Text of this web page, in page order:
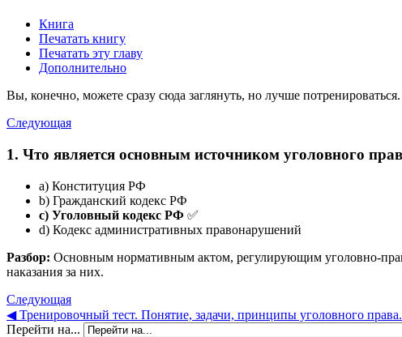
Книга
Печатать книгу
Печатать эту главу
Дополнительно
Вы, конечно, можете сразу сюда заглянуть, но лучше потренироваться.
Следующая
1. Что является основным источником уголовного
a) Конституция РФ
b) Гражданский кодекс РФ
c) Уголовный кодекс РФ ✅
d) Кодекс административных правонарушений
Разбор: Основным нормативным актом, регулирующим уголовно-
наказания за них.
Следующая
◀︎ Тренировочный тест. Понятие, задачи, принципы уголовного права.
Перейти на...